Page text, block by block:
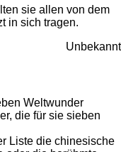
sie allen von dem
in sich tragen.
Unbekannt
Weltwunder
die für sie sieben
Liste die chinesische